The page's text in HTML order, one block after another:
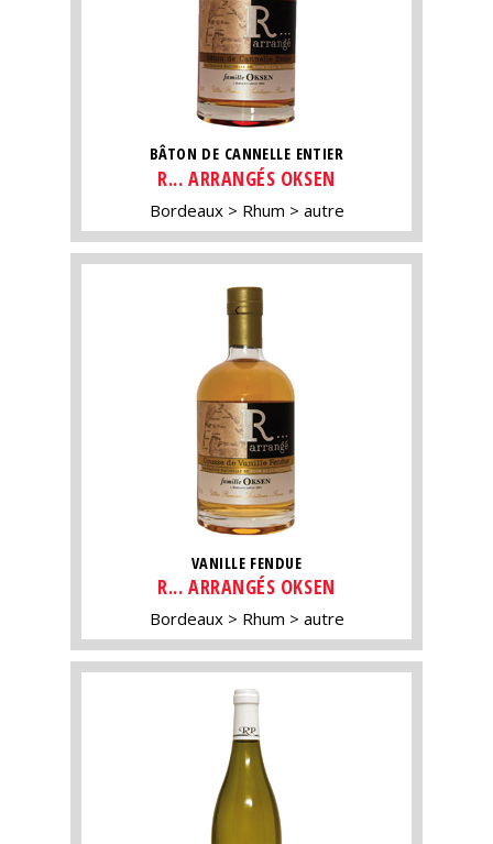
BÂTON DE CANNELLE ENTIER
R... ARRANGÉS OKSEN
Bordeaux Rhum autre
VANILLE FENDUE
R... ARRANGÉS OKSEN
Bordeaux Rhum autre